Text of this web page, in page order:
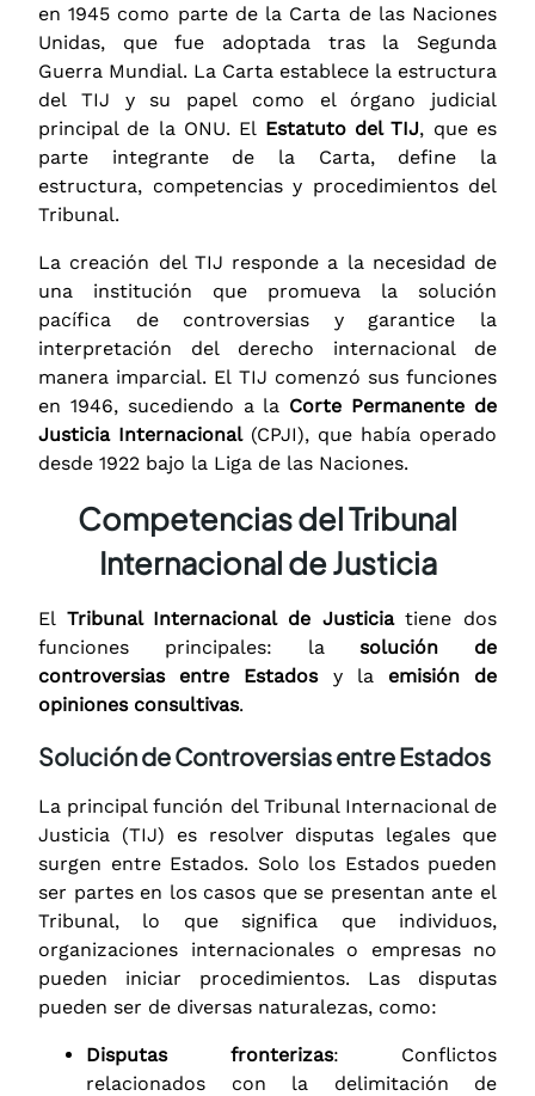
en 1945 como parte de la Carta de las Naciones
Unidas, que fue adoptada tras la Segunda
Guerra Mundial. La Carta establece la estructura
del TIJ y su papel como el órgano judicial
principal de la ONU. El Estatuto del TIJ, que es
parte integrante de la Carta, define la
estructura, competencias y procedimientos del
Tribunal.
La creación del TIJ responde a la necesidad de
una institución que promueva la solución
pacífica de controversias y garantice la
interpretación del derecho internacional de
manera imparcial. El TIJ comenzó sus funciones
en 1946, sucediendo a la Corte Permanente de
Justicia Internacional(CPJI), que había operado
desde 1922 bajo la Liga de las Naciones.
Competencias del Tribunal
Internacional de Justicia
El Tribunal Internacional de Justiciatiene dos
funciones principales: lasolución de
controversias entre Estadosy la emisión de
opiniones consultivas.
Solución de Controversias entre Estados
La principal función del Tribunal Internacional de
Justicia (TIJ) es resolver disputas legales que
surgen entre Estados. Solo los Estados pueden
ser partes en los casos que se presentan ante el
Tribunal, lo que significa que individuos,
organizaciones internacionales o empresas no
pueden iniciar procedimientos. Las disputas
pueden ser de diversas naturalezas, como:
Disputas fronterizas: Conflictos
relacionados con la delimitación de